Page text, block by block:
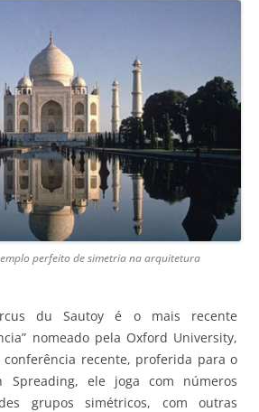
perfeito de simetria na arquitetura
du Sautoy é o mais recente
nomeado pela Oxford University,
recente, proferida para o
Spreading, ele joga com números
grupos simétricos, com outras